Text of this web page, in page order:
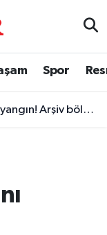
Spor
duman kapladı